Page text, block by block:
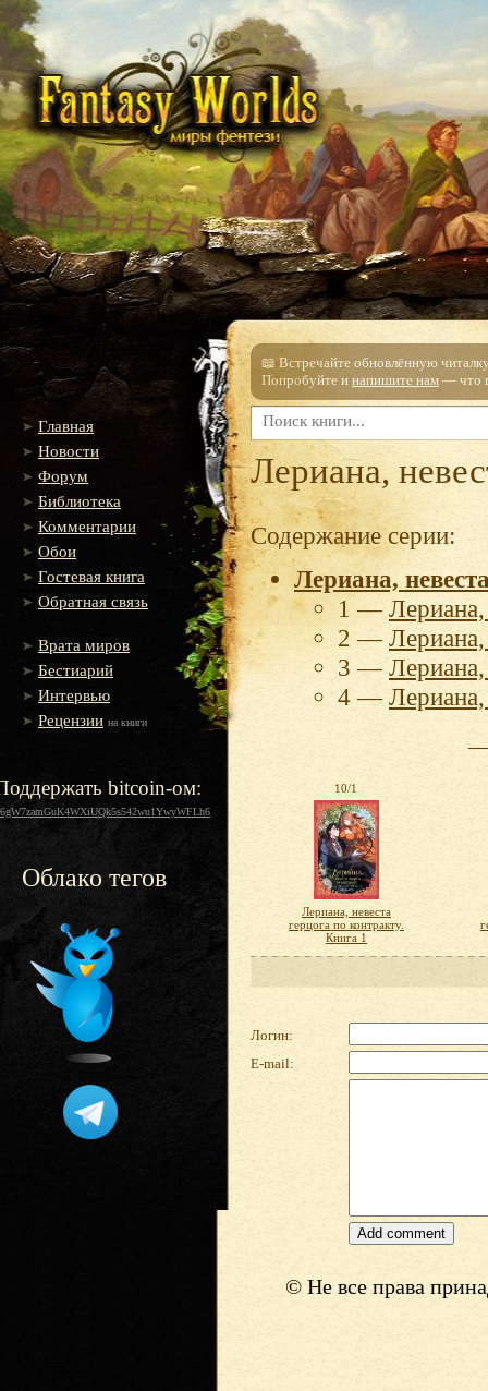
Главная
Новости
Форум
Библиотека
Комментарии
Обои
Гостевая книга
Обратная связь
Врата миров
Бестиарий
Интервью
Рецензии на книги
bitcoin-ом:
Облако тегов
📖 Встречайте обновлённую
Попробуйте и напишите нам — что
Лериана,
Содержание серии:
Лериана,
1 —Лериана,
2 —Лериана,
3 —Лериана,
4 —Лериана,
10/1
Лериана, невеста
герцога по контракту.
Книга 1
Логин:
E-mail:
© Не все права